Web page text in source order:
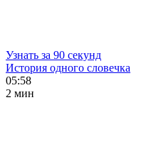
Узнать за 90 секунд
История одного словечка
05:58
2 мин